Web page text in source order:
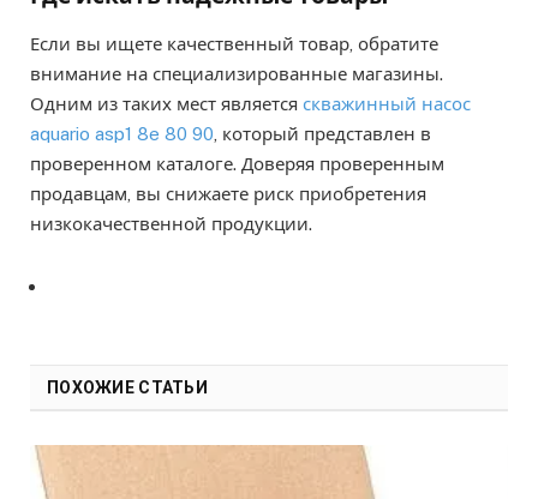
Если вы ищете качественный товар, обратите
внимание на специализированные магазины.
Одним из таких мест является скважинный насос
aquario asp1 8e 80 90 , который представлен в
проверенном каталоге. Доверяя проверенным
продавцам, вы снижаете риск приобретения
низкокачественной продукции.
ПОХОЖИЕ СТАТЬИ